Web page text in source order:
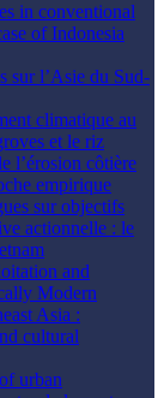
in conventional
of Indonesia
sur l’Asie du Sud-
climatique au
et le riz
l’érosion côtière
empirique
sur objectifs
actionnelle : le
and
Modern
Asia :
cultural
urban